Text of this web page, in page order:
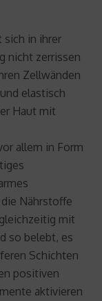
sich in ihrer
nicht zerrissen
Zellwänden
elastisch
Haut mit
allem in Form
Nährstoffe
mit
so belebt, es
Schichten
positiven
aktivieren